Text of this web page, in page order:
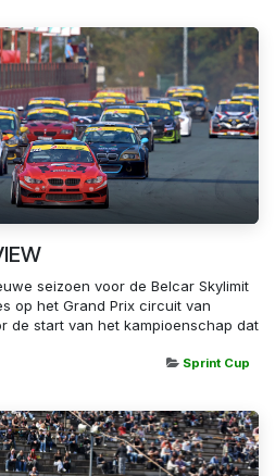
seizoen voor de Belcar Skylimit
op het Grand Prix circuit van
de start van het kampioenschap dat
Sprint Cup